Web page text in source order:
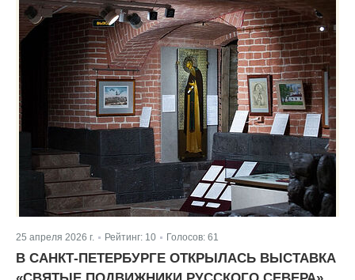
25 апреля 2026 г. | Рейтинг: 10 Голосов: 61
В САНКТ-ПЕТЕРБУРГЕ ОТКРЫЛАСЬ ВЫСТАВКА